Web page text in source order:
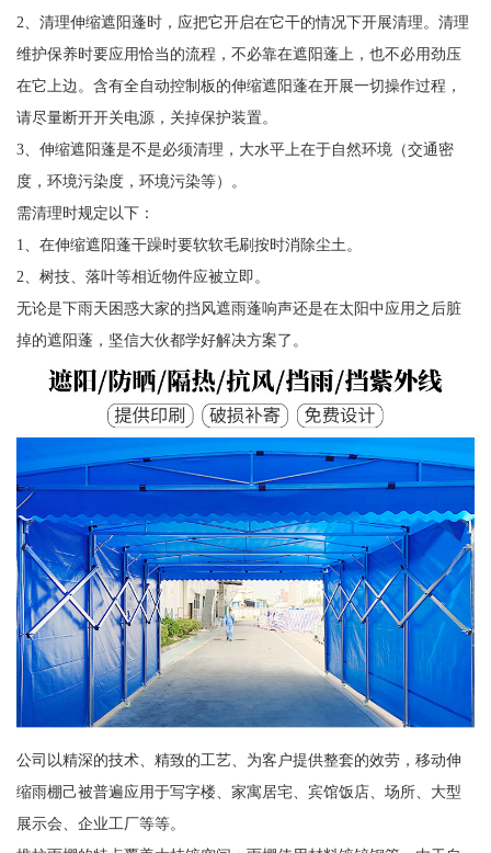
2、清理伸缩遮阳蓬时，应把它开启在它干的情况下开展清理。清理
维护保养时要应用恰当的流程，不必靠在遮阳蓬上，也不必用劲压
在它上边。含有全自动控制板的伸缩遮阳蓬在开展一切操作过程，
请尽量断开开关电源，关掉保护装置。
3、伸缩遮阳蓬是不是必须清理，大水平上在于自然环境（交通密
度，环境污染度，环境污染等）。
需清理时规定以下：
1、在伸缩遮阳蓬干躁时要软软毛刷按时消除尘土。
2、树技、落叶等相近物件应被立即。
无论是下雨天困惑大家的挡风遮雨蓬响声还是在太阳中应用之后脏
掉的遮阳蓬，坚信大伙都学好解决方案了。
公司以精深的技术、精致的工艺、为客户提供整套的效劳，移动伸
缩雨棚己被普遍应用于写字楼、家寓居宅、宾馆饭店、场所、大型
展示会、企业工厂等等。